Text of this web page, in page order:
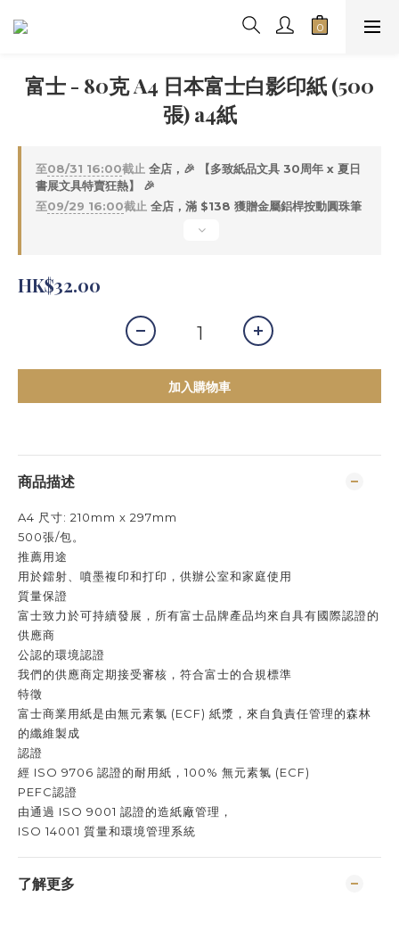
富士 - 80克 A4 日本富士白影印紙 (500
張) a4紙
至08/31 16:00截止 全店，🎉 【多致紙品文具 30周年 x 夏日
書展文具特賣狂熱】 🎉
至09/29 16:00截止 全店，滿 $138 獲贈金屬鋁桿按動圓珠筆
HK$32.00
加入購物車
商品描述
A4 尺寸: 210mm x 297mm
500張/包。
推薦用途
用於鐳射、噴墨複印和打印，供辦公室和家庭使用
質量保證
富士致力於可持續發展，所有富士品牌產品均來自具有國際認證的
供應商
公認的環境認證
我們的供應商定期接受審核，符合富士的合規標準
特徵
富士商業用紙是由無元素氯 (ECF) 紙漿，來自負責任管理的森林
的纖維製成
認證
經 ISO 9706 認證的耐用紙，100% 無元素氯 (ECF)
PEFC認證
由通過 ISO 9001 認證的造紙廠管理，
ISO 14001 質量和環境管理系統
了解更多